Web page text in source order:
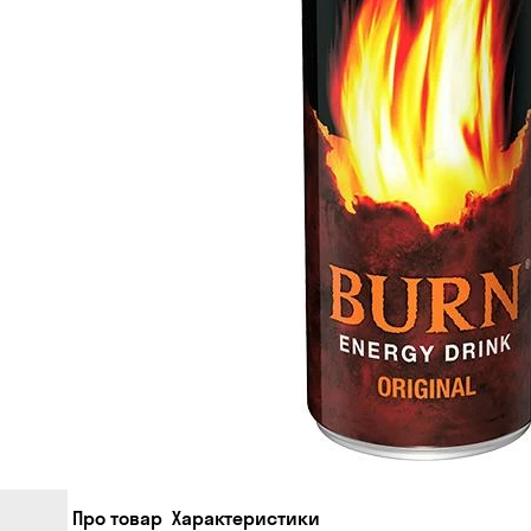
Про товар Характеристики